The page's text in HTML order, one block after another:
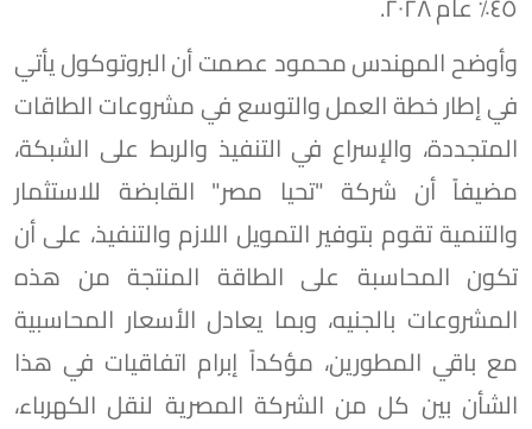
وأوضح المهندس محمود عصمت أن البروتوكول يأتي
في إطار خطة العمل والتوسع في مشروعات الطاقات
المتجددة، والإسراع في التنفيذ والربط على الشبكة،
مضيفاً أن شركة "تحيا مصر" القابضة للاستثمار
والتنمية تقوم بتوفير التمويل اللازم والتنفيذ، على أن
تكون المحاسبة على الطاقة المنتجة من هذه
المشروعات بالجنيه، وبما يعادل الأسعار المحاسبية
مع باقي المطورين، مؤكداً إبرام اتفاقيات في هذا
الشأن بين كل من الشركة المصرية لنقل الكهرباء،